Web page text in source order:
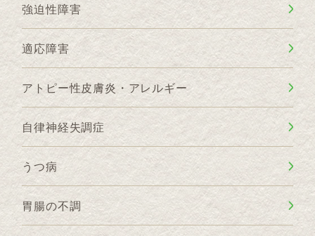
強迫性障害
適応障害
アトピー性皮膚炎・アレルギー
自律神経失調症
うつ病
胃腸の不調